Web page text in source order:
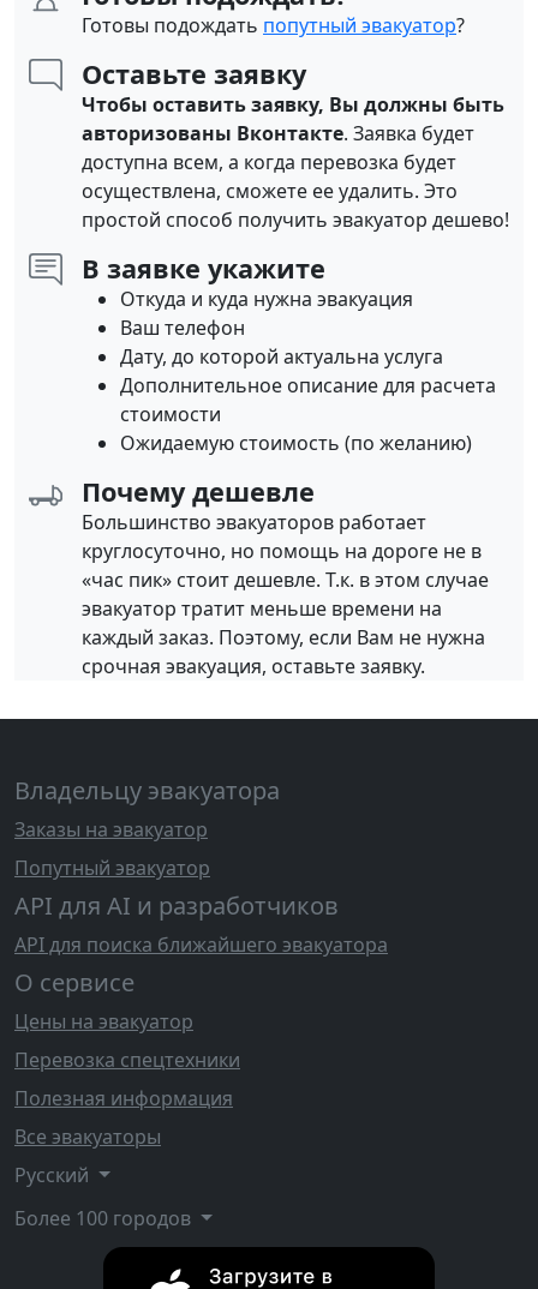
Готовы подождать попутный эвакуатор?
Оставьте заявку
Чтобы оставить заявку, Вы должны быть
авторизованы Вконтакте. Заявка будет
доступна всем, а когда перевозка будет
осуществлена, сможете ее удалить. Это
простой способ получить эвакуатор дешево!
В заявке укажите
Откуда и куда нужна эвакуация
Ваш телефон
Дату, до которой актуальна услуга
Дополнительное описание для расчета
стоимости
Ожидаемую стоимость (по желанию)
Почему дешевле
Большинство эвакуаторов работает
круглосуточно, но помощь на дороге не в
«час пик» стоит дешевле. Т.к. в этом случае
эвакуатор тратит меньше времени на
каждый заказ. Поэтому, если Вам не нужна
срочная эвакуация, оставьте заявку.
Владельцу эвакуатора
Заказы на эвакуатор
Попутный эвакуатор
API для AI и разработчиков
API для поиска ближайшего эвакуатора
О сервисе
Цены на эвакуатор
Перевозка спецтехники
Полезная информация
Все эвакуаторы
Русский
Более 100 городов